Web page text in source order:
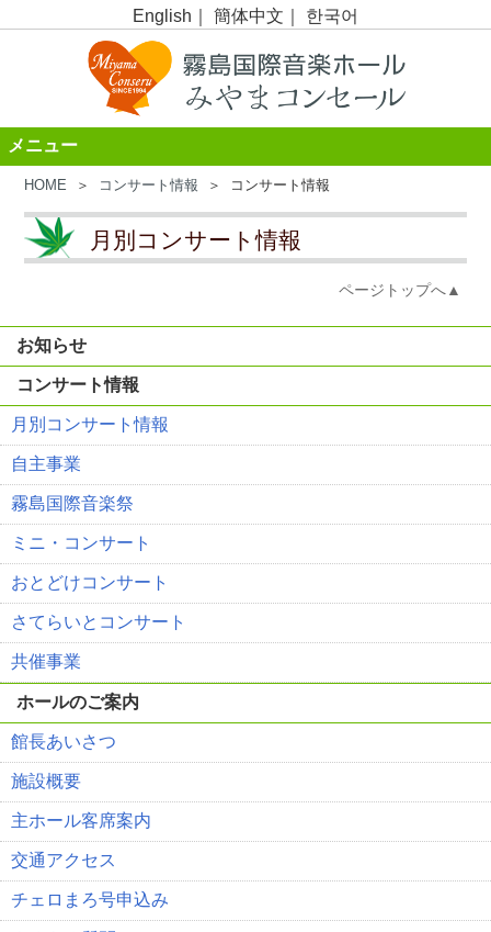
English 簡体中文 한국어
メニュー
HOME ＞ コンサート情報 ＞ コンサート情報
月別コンサート情報
ページトップへ▲
お知らせ
コンサート情報
月別コンサート情報
自主事業
霧島国際音楽祭
ミニ・コンサート
おとどけコンサート
さてらいとコンサート
共催事業
ホールのご案内
館長あいさつ
施設概要
主ホール客席案内
交通アクセス
チェロまろ号申込み